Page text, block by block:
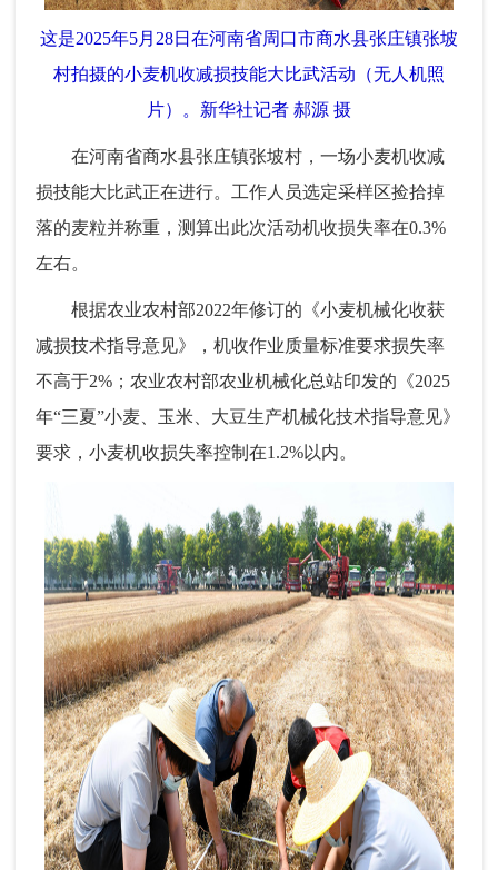
这是2025年5月28日在河南省周口市商水县张庄镇张坡
村拍摄的小麦机收减损技能大比武活动（无人机照
片）。新华社记者 郝源 摄
在河南省商水县张庄镇张坡村，一场小麦机收减
损技能大比武正在进行。工作人员选定采样区捡拾掉
落的麦粒并称重，测算出此次活动机收损失率在0.3%
左右。
根据农业农村部2022年修订的《小麦机械化收获
减损技术指导意见》，机收作业质量标准要求损失率
不高于2%；农业农村部农业机械化总站印发的《2025
年“三夏”小麦、玉米、大豆生产机械化技术指导意见》
要求，小麦机收损失率控制在1.2%以内。